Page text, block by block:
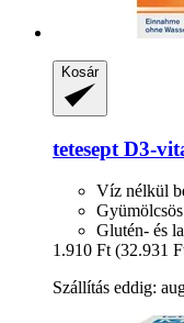
Kosár
tetesept D3-​
Víz nélkül
Glutén- és
1.910 Ft (32.931
Szállítás eddig: